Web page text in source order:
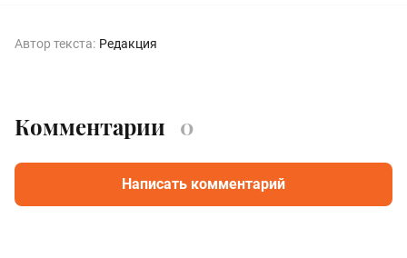
Автор текста: Редакция
Комментарии 0
Написать комментарий